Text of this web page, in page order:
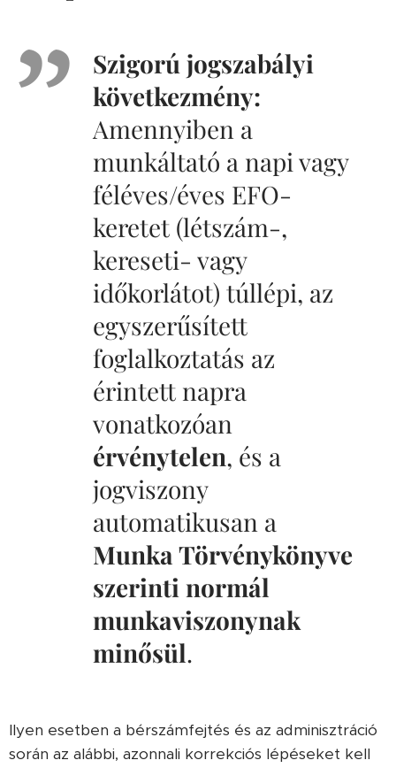
Szigorú jogszabályi
következmény:
Amennyiben a
munkáltató a napi vagy
féléves/éves EFO-
keretet (létszám-,
kereseti- vagy
időkorlátot) túllépi, az
egyszerűsített
foglalkoztatás az
érintett napra
vonatkozóan
érvénytelen, és a
jogviszony
automatikusan a
Munka Törvénykönyve
szerinti normál
munkaviszonynak
minősül.
Ilyen esetben a bérszámfejtés és az adminisztráció
során az alábbi, azonnali korrekciós lépéseket kell